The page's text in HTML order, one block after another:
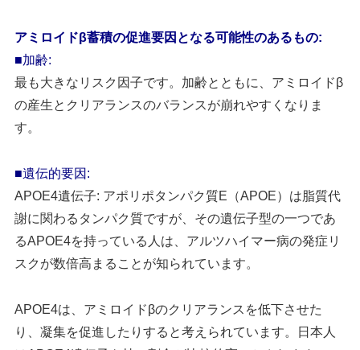
アミロイドβ蓄積の促進要因となる可能性のあるもの:
■加齢:
最も大きなリスク因子です。加齢とともに、アミロイドβ
の産生とクリアランスのバランスが崩れやすくなりま
す。
■遺伝的要因:
APOE4遺伝子: アポリポタンパク質E（APOE）は脂質代
謝に関わるタンパク質ですが、その遺伝子型の一つであ
るAPOE4を持っている人は、アルツハイマー病の発症リ
スクが数倍高まることが知られています。
APOE4は、アミロイドβのクリアランスを低下させた
り、凝集を促進したりすると考えられています。日本人